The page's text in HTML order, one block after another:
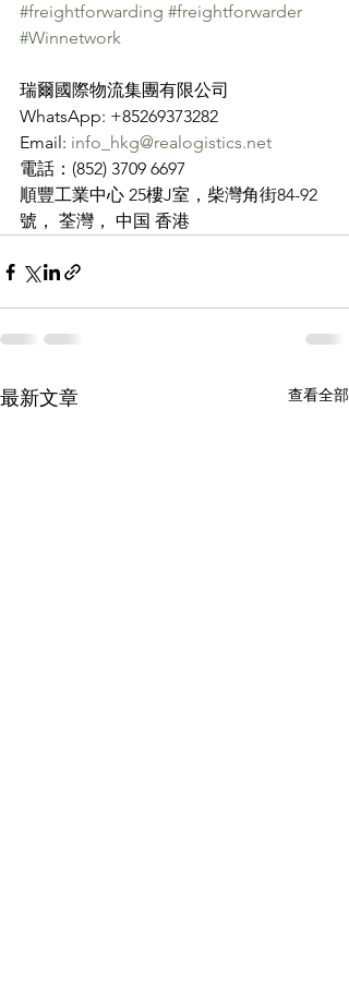
#freightforwarding #freightforwarder
#Winnetwork
瑞爾國際物流集團有限公司
WhatsApp: +85269373282
Email: info_hkg@realogistics.net
電話：(852) 3709 6697
順豐工業中心 25樓J室，柴灣角街84-92
號， 荃灣， 中国 香港
最新文章 查看全部